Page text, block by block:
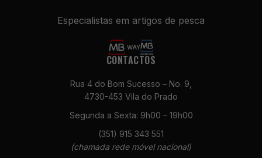
Especialistas em artigos de pesca
CONTACTOS
Rua 4 do Bom Sucesso – No. 9,
4730-453 Vila do Prado
Segunda a Sexta: 9h00 – 19h00
(351) 915 343 551
(chamada rede móvel nacional)
Estes cookies
não são